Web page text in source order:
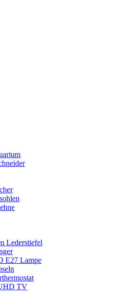
Lederstiefel
E27 Lampe
TV